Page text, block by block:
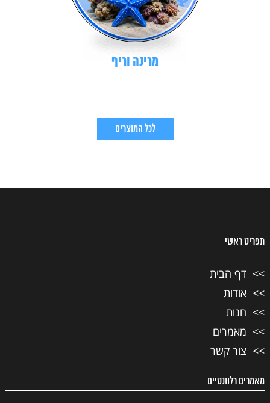
מרינה וריף
לכל המוצרים
תפריט ראשי
דף הבית
אודות
חנות
מאמרים
צור קשר
מאמרים רלוונטיים